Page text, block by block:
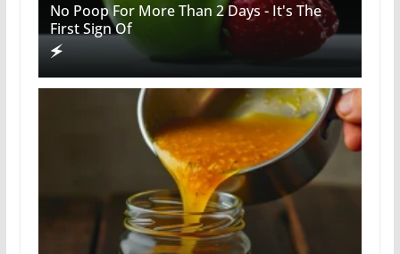
No Poop For More Than 2 Days - It's The
First Sign Of